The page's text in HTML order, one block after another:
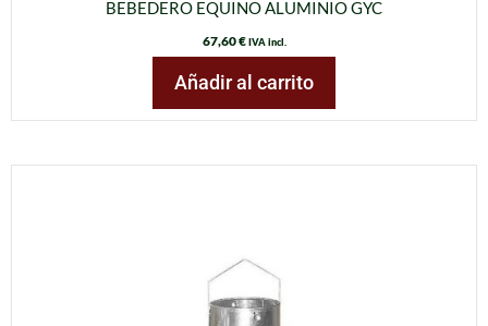
BEBEDERO EQUINO ALUMINIO GYC
67,60€ IVA incl.
Añadir al carrito